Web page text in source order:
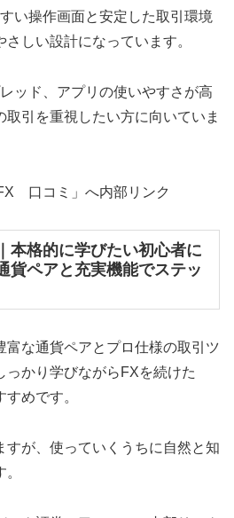
い操作画面と安定した取引環境
しい設計になっています。
ッド、アプリの使いやすさが高
引を重視したい方に向いていま
口コミ」へ内部リンク
本格的に学びたい初心者に
貨ペアと充実機能でステッ
富な通貨ペアとプロ仕様の取引ツ
っかり学びながらFXを続けた
めです。
すが、使っていくうちに自然と知